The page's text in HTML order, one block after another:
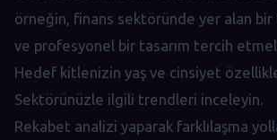
örneğin, finans sektöründe yer alan bir
ve profesyonel bir tasarım tercih
Hedef kitlenizin yaş ve cinsiyet
Sektörünüzle ilgili trendleri inceleyin.
Rekabet analizi yaparak farklılaşma